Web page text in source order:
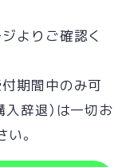
よりご確認く
期間中のみ可
入辞退）は一切お
。